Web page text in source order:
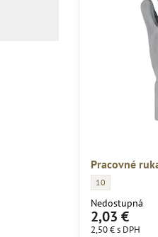
Pracovné
Pracovné
10
Nedostupná
2,03 €
2,50 €s DPH